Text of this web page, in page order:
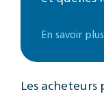
En savoir plus
Les acheteurs